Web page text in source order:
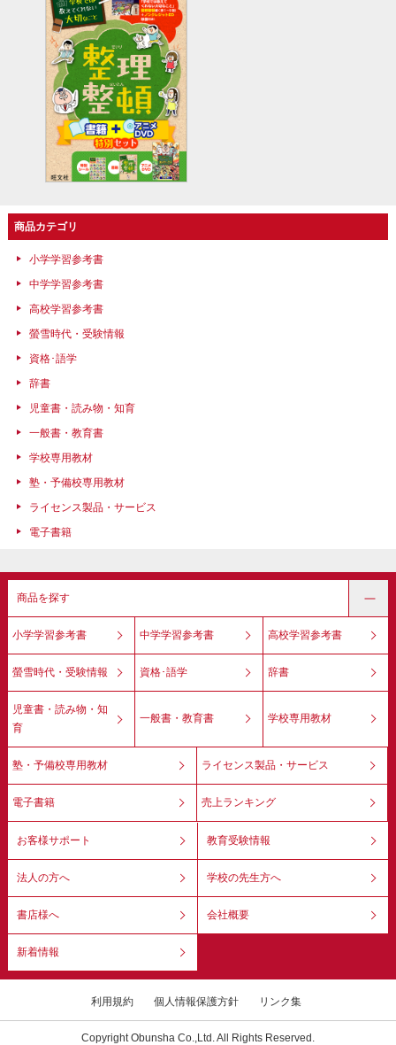
商品カテゴリ
小学学習参考書
中学学習参考書
高校学習参考書
螢雪時代・受験情報
資格･語学
辞書
児童書・読み物・知育
一般書・教育書
学校専用教材
塾・予備校専用教材
ライセンス製品・サービス
電子書籍
商品を探す
小学学習参考書 中学学習参考書 高校学習参考書
螢雪時代・受験情報 資格･語学 辞書
児童書・読み物・知
育
一般書・教育書 学校専用教材
塾・予備校専用教材 ライセンス製品・サービス
電子書籍 売上ランキング
お客様サポート 教育受験情報
法人の方へ 学校の先生方へ
書店様へ 会社概要
新着情報
利用規約 個人情報保護方針 リンク集
Copyright Obunsha Co.,Ltd. All Rights Reserved.